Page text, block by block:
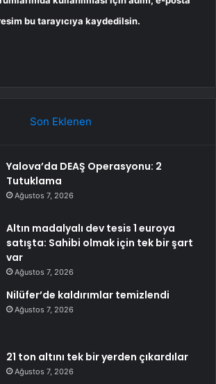
bu tarayıcıya kaydedilsin.
Son Eklenen
Yalova’da DEAŞ Operasyonu: 2
Tutuklama
Ağustos 7, 2026
Altın madalyalı dev tesis 1 euroya
satışta: Sahibi olmak için tek bir şart
var
Ağustos 7, 2026
Nilüfer’de kaldırımlar temizlendi
Ağustos 7, 2026
21 ton altını tek bir yerden çıkardılar
Ağustos 7, 2026